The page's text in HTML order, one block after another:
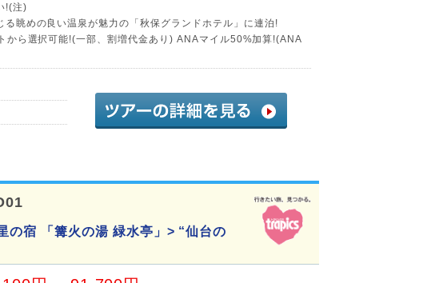
!(注)
る眺めの良い温泉が魅力の「秋保グランドホテル」に連泊!
から選択可能!(一部、割増代金あり) ANAマイル50%加算!(ANA
宿 「篝火の湯 緑水亭」> “仙台の